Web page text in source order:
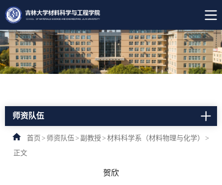
师资队伍
首页 > 师资队伍 > 副教授> 材料科学系（材料物理与化学）
>
正文
贺欣